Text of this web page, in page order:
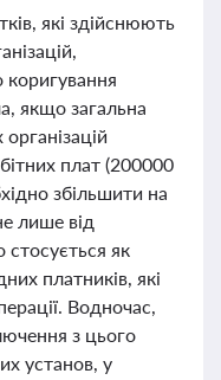
які здійснюють
якщо загальна
плат (200000
збільшити на
лише від
як
платників, які
Водночас,
з цього
установ, у